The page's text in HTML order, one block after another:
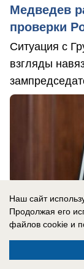
Медведев
проверки
Ситуация с
взгляды
Наш сайт
Продолжая его
файлов cookie и